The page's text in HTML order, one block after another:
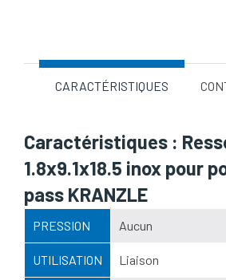
CARACTÉRISTIQUES
Caractéristiques :
1.8x9.1x18.5 inox pour
pass KRANZLE
PRESSION Aucun
UTILISATION Liaison